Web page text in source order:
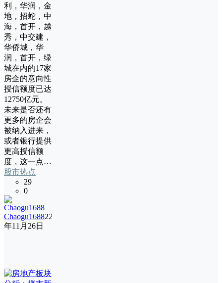
利，华润，金
地，招蛇，中
海，首开，越
秀，中交建，
华侨城，华
润，首开，绿
城在内的17家
房企的意向性
授信额度已达
12750亿元。
未来是否还有
更多的房企会
被纳入进来，
或者银行提供
更高授信额
度，这一点…
股市热点
29
0
Chaogu168822
年11月26日